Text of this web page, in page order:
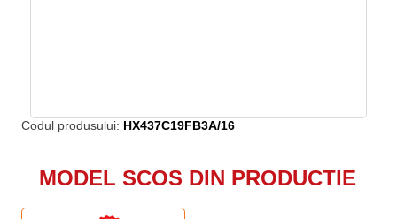
Codul produsului: HX437C19FB3A/16
MODEL SCOS DIN PRODUCTIE